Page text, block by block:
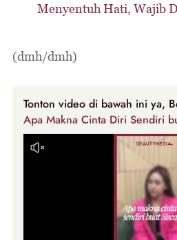
Menyentuh Hati, Wajib
(dmh/dmh)
Tonton video di bawah ini ya,
Apa Makna Cinta Diri Sendiri